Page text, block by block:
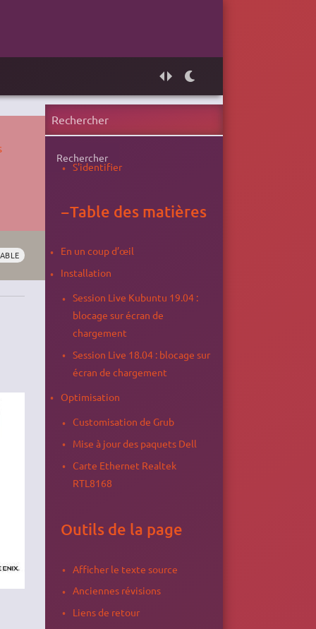
Rechercher
S'identifier
−Table des matières
En un coup d’œil
Installation
Session Live Kubuntu 19.04 :
blocage sur écran de
chargement
Session Live 18.04 : blocage sur
écran de chargement
Optimisation
Customisation de Grub
Mise à jour des paquets Dell
Carte Ethernet Realtek
RTL8168
Outils de la page
Afficher le texte source
Anciennes révisions
Liens de retour